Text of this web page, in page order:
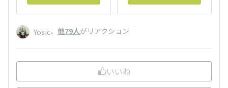
Yosic、 他79人がリアクション
いいね